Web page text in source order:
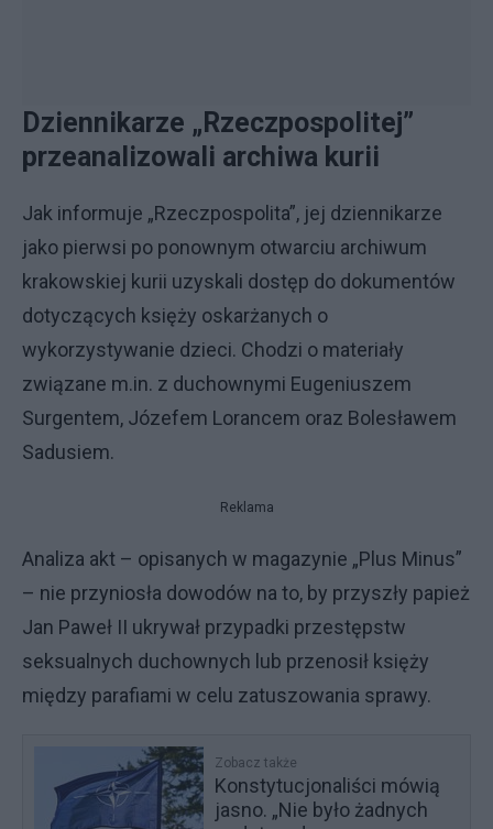
Dziennikarze „Rzeczpospolitej”
przeanalizowali archiwa kurii
Jak informuje „Rzeczpospolita”, jej dziennikarze
jako pierwsi po ponownym otwarciu archiwum
krakowskiej kurii uzyskali dostęp do dokumentów
dotyczących księży oskarżanych o
wykorzystywanie dzieci. Chodzi o materiały
związane m.in. z duchownymi Eugeniuszem
Surgentem, Józefem Lorancem oraz Bolesławem
Sadusiem.
Reklama
Analiza akt – opisanych w magazynie „Plus Minus”
– nie przyniosła dowodów na to, by przyszły papież
Jan Paweł II ukrywał przypadki przestępstw
seksualnych duchownych lub przenosił księży
między parafiami w celu zatuszowania sprawy.
Zobacz także
Konstytucjonaliści mówią
jasno. „Nie było żadnych